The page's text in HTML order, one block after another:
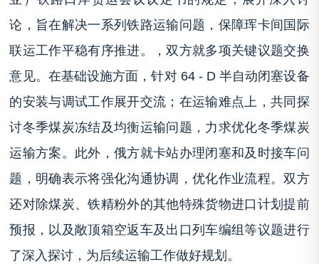
论，旨在解决一系列铁路运输问题，保障珲卡间国际
联运工作平稳有序推进。，双方就多项关键议题交换
意见。在基础设施方面，针对 64 - D 半自动闭塞设备
的安装与调试工作展开交流；在运输难点上，共同探
讨冬季煤炭冻结及均衡运输问题，力求优化冬季煤炭
运输方案。此外，俄方就卡站办理闭塞和及时接车问
题，明确表示将强化沟通协调，优化作业流程。双方
还对除煤炭、铁精粉外的其他特殊货物进口计划提前
预报，以及敞顶箱空返车及出口列车编组等议题进行
了深入探讨，为后续运输工作做好规划。